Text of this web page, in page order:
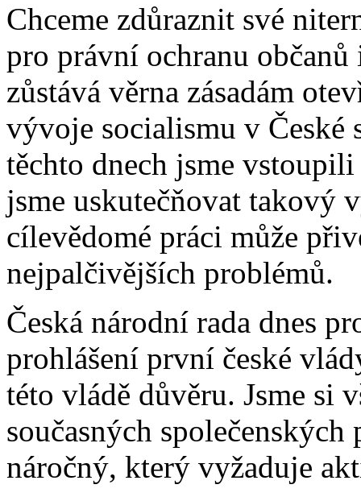
Chceme zdůraznit své
pro právní ochranu
zůstává věrna zásadám
vývoje socialismu v České
těchto dnech jsme vstoupili
jsme uskutečňovat takový
cílevědomé práci může
nejpalčivějších problémů.
Česká národní rada dnes
prohlášení první české
této vládě důvěru. Jsme si
současných
náročný, který vyžaduje